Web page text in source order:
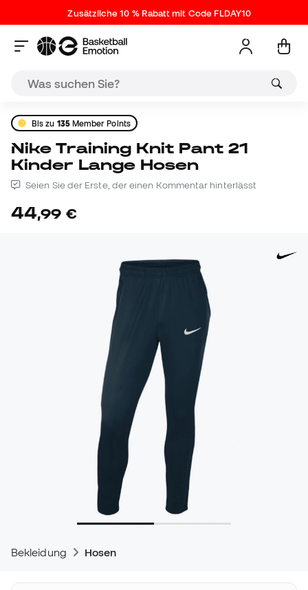
Zusätzliche 10 % Rabatt mit Code FLDAY10
Bis zu 135Member Points
Nike Training Knit Pant 21
Kinder Lange Hosen
Seien Sie der Erste, der einen Kommentar hinterlässt
44,99 €
Bekleidung Hosen